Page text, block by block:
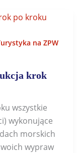
na ZPW
krok
wszystkie
wykonujące
morskich
wypraw